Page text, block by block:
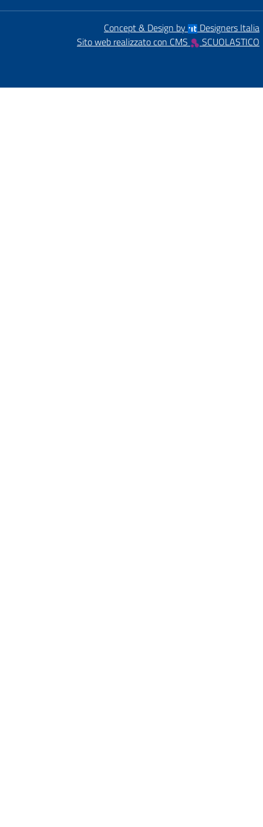
Concept & Design by
Designers Italia
Sito web realizzato con CMS
SCUOLASTICO